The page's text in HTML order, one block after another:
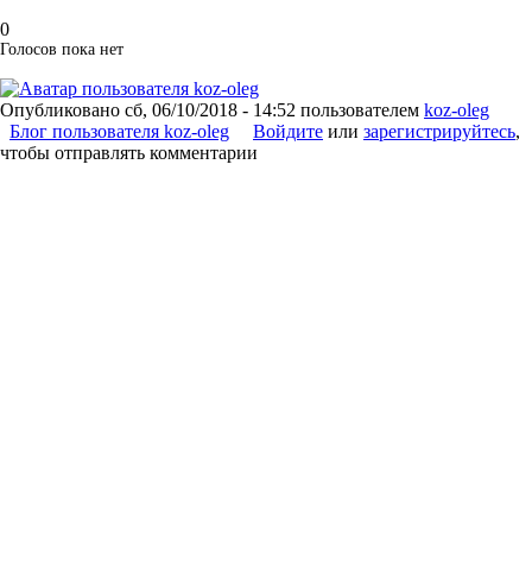
0
Голосов пока нет
Опубликовано сб, 06/10/2018 - 14:52 пользователем koz-oleg
Блог пользователя koz-oleg
Войдите или зарегистрируйтесь,
чтобы отправлять комментарии